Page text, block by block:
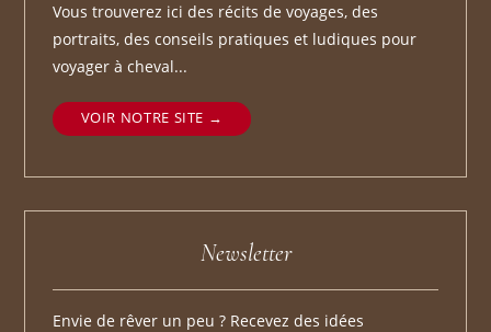
Vous trouverez ici des récits de voyages, des
portraits, des conseils pratiques et ludiques pour
voyager à cheval...
VOIR NOTRE SITE
Newsletter
Envie de rêver un peu ? Recevez des idées